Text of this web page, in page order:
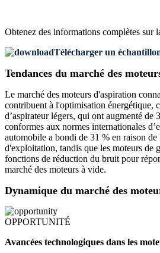
Obtenez des informations complètes sur
Télécharger un
Tendances du marché des
Le marché des moteurs d'aspiration
contribuent à l'optimisation énergétique,
d’aspirateur légers, qui ont augmenté
conformes aux normes internationales
automobile a bondi de 31 % en raison
d'exploitation, tandis que les moteurs de
fonctions de réduction du bruit pour
marché des moteurs à vide.
Dynamique du marché des
OPPORTUNITÉ
Avancées technologiques dans les